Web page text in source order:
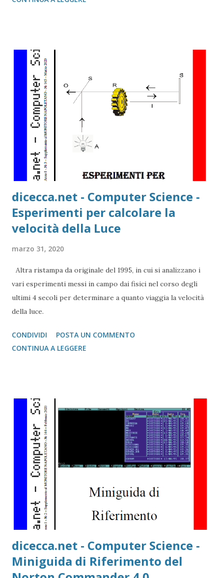
scaricare il file , clicca qui per andare sul sito ) Una volta
scaricare il file , clicca qui per la pagina ).
dicecca.net - Computer Science -
Esperimenti per calcolare la
velocità della Luce
marzo 31, 2020
Altra ristampa da originale del 1995, in cui si analizzano i
vari esperimenti messi in campo dai fisici nel corso degli
ultimi 4 secoli per determinare a quanto viaggia la velocità
della luce.
CONDIVIDI
POSTA UN COMMENTO
CONTINUA A LEGGERE
dicecca.net - Computer Science -
Miniguida di Riferimento del